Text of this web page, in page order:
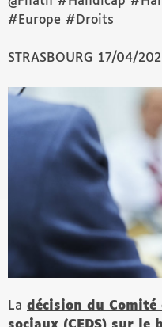
#Europe #Droits
STRASBOURG 17/04/
La décision du Comité